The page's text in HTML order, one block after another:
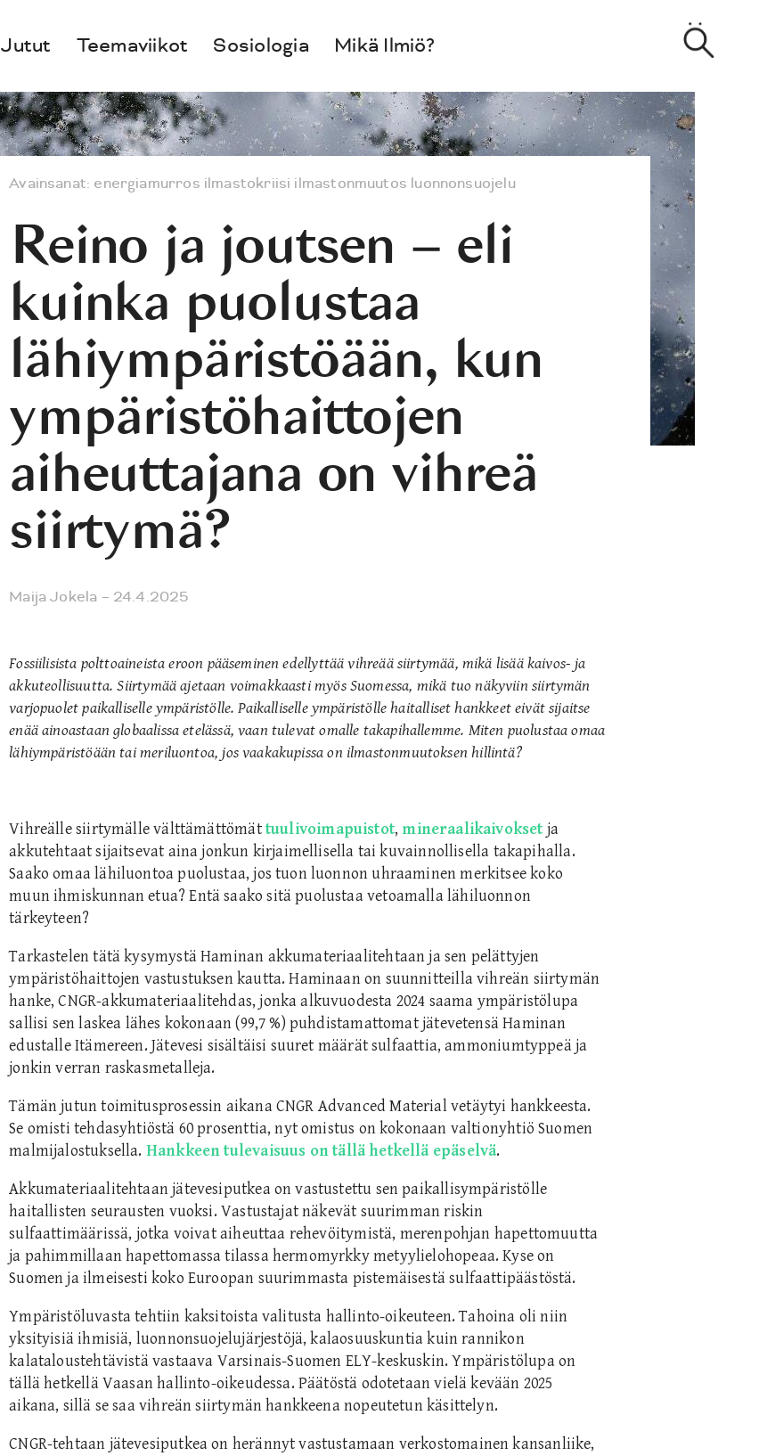
Jutut Teemaviikot Sosiologia Mikä Ilmiö?
Avainsanat: energiamurros ilmastokriisi ilmastonmuutos luonnonsuojelu
Reino ja joutsen – eli
kuinka puolustaa
lähiympäristöään, kun
ympäristöhaittojen
aiheuttajana on vihreä
siirtymä?
Maija Jokela – 24.4.2025
Fossiilisista polttoaineista eroon pääseminen edellyttää vihreää siirtymää, mikä lisää kaivos- ja
akkuteollisuutta. Siirtymää ajetaan voimakkaasti myös Suomessa, mikä tuo näkyviin siirtymän
varjopuolet paikalliselle ympäristölle. Paikalliselle ympäristölle haitalliset hankkeet eivät sijaitse
enää ainoastaan globaalissa etelässä, vaan tulevat omalle takapihallemme. Miten puolustaa omaa
lähiympäristöään tai meriluontoa, jos vaakakupissa on ilmastonmuutoksen hillintä?
Vihreälle siirtymälle välttämättömättuulivoimapuistot, mineraalikaivokset ja
akkutehtaat sijaitsevat aina jonkun kirjaimellisella tai kuvainnollisella takapihalla.
Saako omaa lähiluontoa puolustaa, jos tuon luonnon uhraaminen merkitsee koko
muun ihmiskunnan etua? Entä saako sitä puolustaa vetoamalla lähiluonnon
tärkeyteen?
Tarkastelen tätä kysymystä Haminan akkumateriaalitehtaan ja sen pelättyjen
ympäristöhaittojen vastustuksen kautta. Haminaan on suunnitteilla vihreän siirtymän
hanke, CNGR-akkumateriaalitehdas, jonka alkuvuodesta 2024 saama ympäristölupa
sallisi sen laskea lähes kokonaan (99,7 %) puhdistamattomat jätevetensä Haminan
edustalle Itämereen. Jätevesi sisältäisi suuret määrät sulfaattia, ammoniumtyppeä ja
jonkin verran raskasmetalleja.
Tämän jutun toimitusprosessin aikana CNGR Advanced Material vetäytyi hankkeesta.
Se omisti tehdasyhtiöstä 60 prosenttia, nyt omistus on kokonaan valtionyhtiö Suomen
malmijalostuksella. Hankkeen tulevaisuus on tällä hetkellä epäselvä.
Akkumateriaalitehtaan jätevesiputkea on vastustettu sen paikallisympäristölle
haitallisten seurausten vuoksi. Vastustajat näkevät suurimman riskin
sulfaattimäärissä, jotka voivat aiheuttaa rehevöitymistä, merenpohjan hapettomuutta
ja pahimmillaan hapettomassa tilassa hermomyrkky metyylielohopeaa. Kyse on
Suomen ja ilmeisesti koko Euroopan suurimmasta pistemäisestä sulfaattipäästöstä.
Ympäristöluvasta tehtiin kaksitoista valitusta hallinto-oikeuteen. Tahoina oli niin
yksityisiä ihmisiä, luonnonsuojelujärjestöjä, kalaosuuskuntia kuin rannikon
kalataloustehtävistä vastaava Varsinais-Suomen ELY-keskuskin. Ympäristölupa on
tällä hetkellä Vaasan hallinto-oikeudessa. Päätöstä odotetaan vielä kevään 2025
aikana, sillä se saa vihreän siirtymän hankkeena nopeutetun käsittelyn.
CNGR-tehtaan jätevesiputkea on herännyt vastustamaan verkostomainen kansanliike,